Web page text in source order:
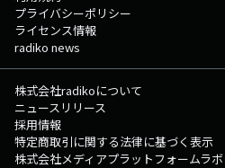
プライバシーポリシー
ライセンス情報
radiko news
株式会社radikoについて
ニュースリリース
採用情報
特定商取引に関する法律に基づく表示
株式会社メディアプラットフォームラ